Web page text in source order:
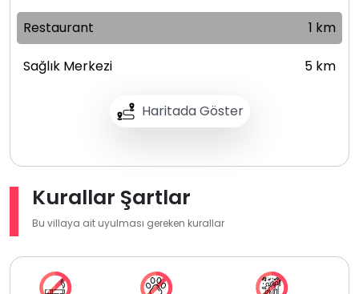
Haritada Göster
Restaurant 1 km
Sağlık Merkezi 5 km
Kurallar Şartlar
Bu villaya ait uyulması gereken kurallar